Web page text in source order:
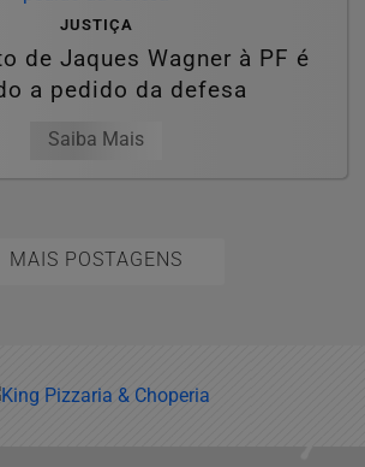
JUSTIÇA
de Jaques Wagner à PF é
a pedido da defesa
Saiba Mais
MAIS POSTAGENS